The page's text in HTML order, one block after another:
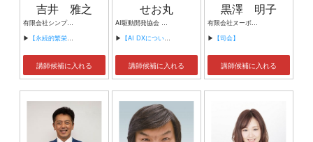
吉井 雅之
有限会社シンプルタスク 代表取締役 習慣形成コンサルタント
▶ 【永続的繁栄の組織づくり】
講師候補に入れる
せお丸
AI駆動開発協会 代表理事 サイバーフリークス株式会社 代表取締役
▶ 【AI DXについて】
講師候補に入れる
黒澤 明子
有限会社ヌーボヌール代表取締役
▶ 【司会】
講師候補に入れる